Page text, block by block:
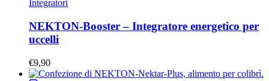
Integratori
NEKTON-Booster – Integratore energetico per
uccelli
€9,90